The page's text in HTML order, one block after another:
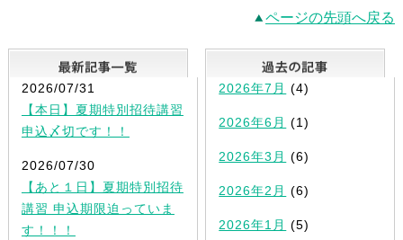
ページの先頭へ戻る
最新記事一覧
2026/07/31
【本日】夏期特別招待講習
申込〆切です！！
2026/07/30
【あと１日】夏期特別招待
講習 申込期限迫っていま
す！！！
2026年7月 (4)
2026年6月 (1)
2026年3月 (6)
2026年2月 (6)
2026年1月 (5)